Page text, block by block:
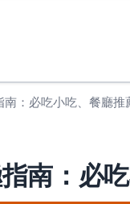
南：必吃小吃、餐廳推
南：必